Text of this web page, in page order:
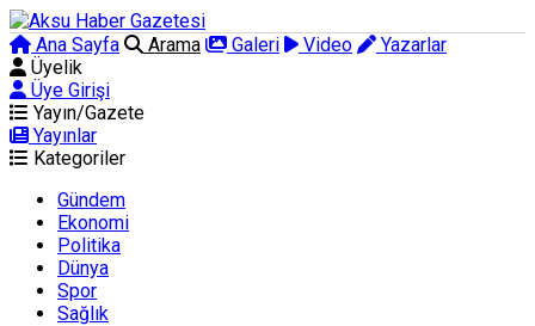
Ana Sayfa Arama Galeri Video
Yazarlar
Üyelik
Üye Girişi
Yayın/Gazete
Yayınlar
Kategoriler
Gündem
Ekonomi
Politika
Dünya
Spor
Sağlık